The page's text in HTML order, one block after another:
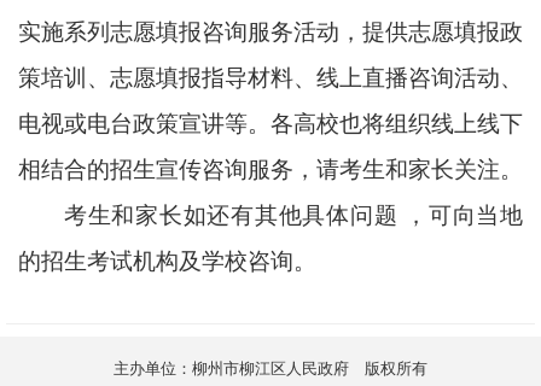
实施系列志愿填报咨询服务活动，提供志愿填报政
策培训、志愿填报指导材料、线上直播咨询活动、
电视或电台政策宣讲等。各高校也将组织线上线下
相结合的招生宣传咨询服务，请考生和家长关注。
考生和家长如还有其他具体问题 ，可向当地
的招生考试机构及学校咨询。
主办单位：柳州市柳江区人民政府 版权所有